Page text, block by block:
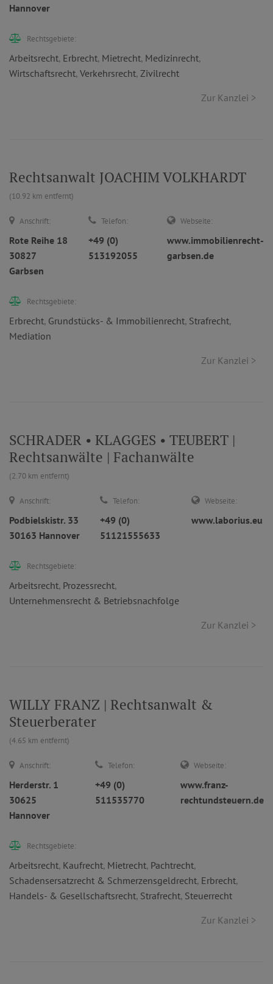
Hannover
Rechtsgebiete:
Arbeitsrecht, Erbrecht, Mietrecht, Medizinrecht,
Wirtschaftsrecht, Verkehrsrecht, Zivilrecht
Zur Kanzlei >
Rechtsanwalt JOACHIM VOLKHARDT
(10.92 km entfernt)
Anschrift:
Rote Reihe 18
30827
Garbsen
Telefon:
+49 (0)
513192055
Webseite:
www.immobilienrecht-
garbsen.de
Rechtsgebiete:
Erbrecht, Grundstücks- & Immobilienrecht, Strafrecht,
Mediation
Zur Kanzlei >
SCHRADER • KLAGGES • TEUBERT |
Rechtsanwälte | Fachanwälte
(2.70 km entfernt)
Anschrift:
Podbielskistr. 33
30163 Hannover
Telefon:
+49 (0)
51121555633
Webseite:
www.laborius.eu
Rechtsgebiete:
Arbeitsrecht, Prozessrecht,
Unternehmensrecht & Betriebsnachfolge
Zur Kanzlei >
WILLY FRANZ | Rechtsanwalt &
Steuerberater
(4.65 km entfernt)
Anschrift:
Herderstr. 1
30625
Hannover
Telefon:
+49 (0)
511535770
Webseite:
www.franz-
rechtundsteuern.de
Rechtsgebiete:
Arbeitsrecht, Kaufrecht, Mietrecht, Pachtrecht,
Schadensersatzrecht & Schmerzensgeldrecht, Erbrecht,
Handels- & Gesellschaftsrecht, Strafrecht, Steuerrecht
Zur Kanzlei >